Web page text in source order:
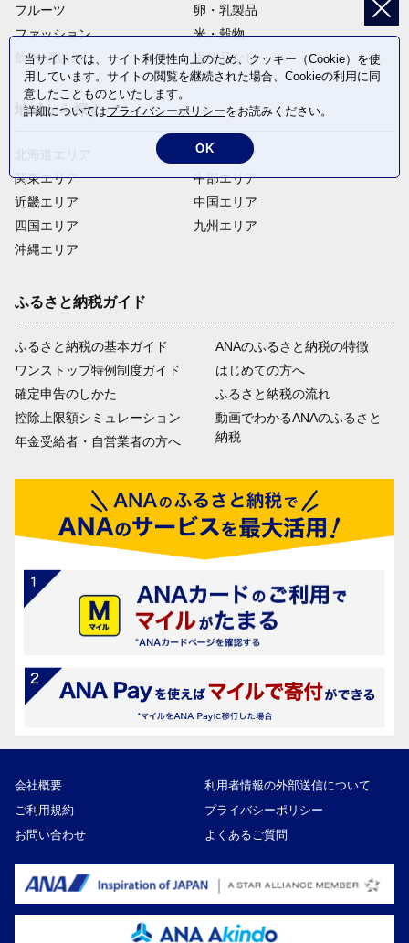
フルーツ
卵・乳製品
ファッション
米・穀物
飲料(酒以外)
返礼品なし
地域から探す
関東エリア
近畿エリア
四国エリア
沖縄エリア
東北エリア
中部エリア
中国エリア
九州エリア
ふるさと納税ガイド
ふるさと納税の基本ガイド
ワンストップ特例制度ガイド
確定申告のしかた
控除上限額シミュレーション
年金受給者・自営業者の方へ
ANAのふるさと納税の特徴
はじめての方へ
ふるさと納税の流れ
動画でわかるANAのふるさと
納税
会社概要
利用者情報の外部送信について
ご利用規約
プライバシーポリシー
お問い合わせ
よくあるご質問
当サイトでは、サイト利便性向上のため、クッキー（Cookie）を使
用しています。サイトの閲覧を継続された場合、Cookieの利用に同
意したことものといたします。
詳細についてはプライバシーポリシーをお読みください。
OK